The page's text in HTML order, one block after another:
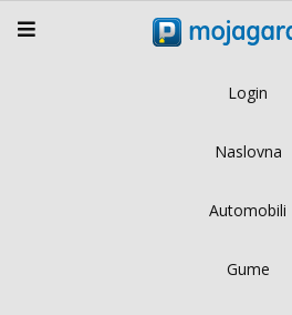
Login
Naslovna
Automobili
Gume